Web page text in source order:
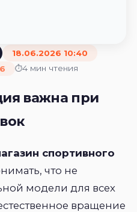
18.06.2026 10:40
4 мин чтения
важна при
спортивного
что не
модели для всех
вращение